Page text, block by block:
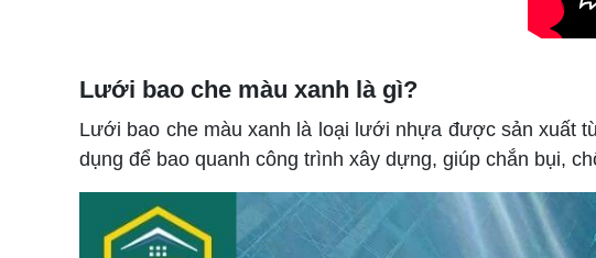
Lưới bao che màu xanh là gì?
Lưới bao che màu xanh là loại lưới nhựa được sản xuất
dụng để bao quanh công trình xây dựng, giúp chắn bụi,